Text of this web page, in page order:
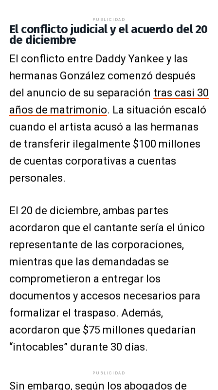
PUBLICIDAD
El conflicto judicial y el acuerdo del 20
de diciembre
El conflicto entre Daddy Yankee y las
hermanas González comenzó después
del anuncio de su separación tras casi 30
años de matrimonio. La situación escaló
cuando el artista acusó a las hermanas
de transferir ilegalmente $100 millones
de cuentas corporativas a cuentas
personales.
El 20 de diciembre, ambas partes
acordaron que el cantante sería el único
representante de las corporaciones,
mientras que las demandadas se
comprometieron a entregar los
documentos y accesos necesarios para
formalizar el traspaso. Además,
acordaron que $75 millones quedarían
“intocables” durante 30 días.
PUBLICIDAD
Sin embargo, según los abogados de